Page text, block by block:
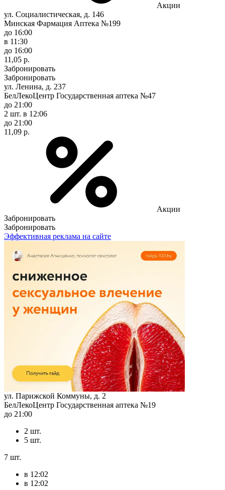
Акции
ул. Социалистическая, д. 146
Минская Фармация Аптека №199
до 16:00
в 11:30
до 16:00
11,05 р.
Забронировать
Забронировать
ул. Ленина, д. 237
БелЛекоЦентр Государственная аптека №47
до 21:00
2 шт. в 12:06
до 21:00
11,09 р.
Акции
Забронировать
Забронировать
Эффективная реклама на сайте
ул. Парижской Коммуны, д. 2
БелЛекоЦентр Государственная аптека №19
до 21:00
2 шт.
5 шт.
7 шт.
в 12:02
в 12:02